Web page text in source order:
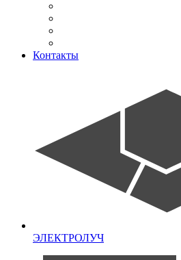
Контакты
ЭЛЕКТРОЛУЧ